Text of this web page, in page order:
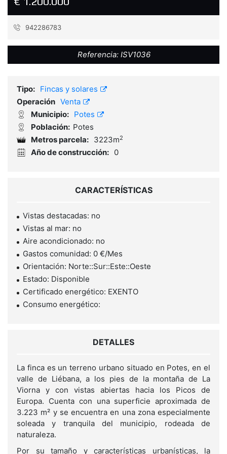
942286783
Referencia: ISV1036
Tipo: Fincas y solares
Operación Venta
Municipio: Potes
Población: Potes
Metros parcela: 3223m2
Año de construcción: 0
CARACTERÍSTICAS
Vistas destacadas: no
Vistas al mar: no
Aire acondicionado: no
Gastos comunidad: 0 €/Mes
Orientación: Norte::Sur::Este::Oeste
Estado: Disponible
Certificado energético: EXENTO
Consumo energético:
DETALLES
La finca es un terreno urbano situado en Potes, en el
valle de Liébana, a los pies de la montaña de La
Viorna y con vistas abiertas hacia los Picos de
Europa. Cuenta con una superficie aproximada de
3.223 m² y se encuentra en una zona especialmente
soleada y tranquila del municipio, rodeada de
naturaleza.
Por su tamaño y características urbanísticas, la